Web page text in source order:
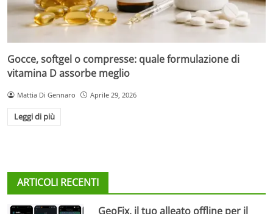
Gocce, softgel o compresse: quale formulazione di
vitamina D assorbe meglio
Mattia Di Gennaro Aprile 29, 2026
Leggi di più
ARTICOLI RECENTI
GeoFix, il tuo alleato offline per il